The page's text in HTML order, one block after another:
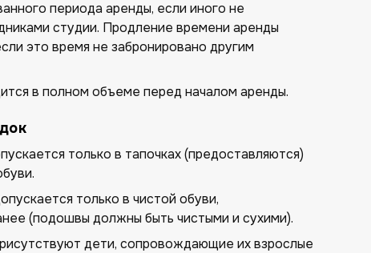
периода аренды, если иного не
студии. Продление времени аренды
это время не забронировано другим
в полном объеме перед началом аренды.
только в тапочках (предоставляются)
только в чистой обуви,
(подошвы должны быть чистыми и сухими).
дети, сопровождающие их взрослые